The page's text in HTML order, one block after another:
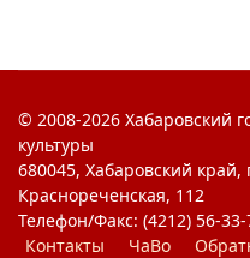
© 2008-2026 Хабаровский
культуры
680045, Хабаровский край,
Краснореченская, 112
Телефон/Факс: (4212) 56-
Контакты
ЧаВо